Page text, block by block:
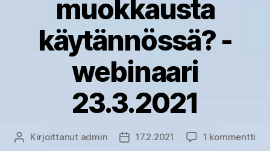
muokkausta
käytännössä? -
webinaari
23.3.2021
Kirjoittaja
Kirjoittanut admin Julkaisupäivämäärä
17.2.2021 1 kommentti